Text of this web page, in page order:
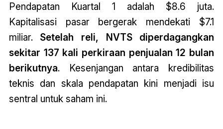
Pendapatan Kuartal 1 adalah $8.6 juta.
Kapitalisasi pasar bergerak mendekati $7.1
miliar. Setelah reli, NVTS diperdagangkan
sekitar 137 kali perkiraan penjualan 12 bulan
berikutnya. Kesenjangan antara kredibilitas
teknis dan skala pendapatan kini menjadi isu
sentral untuk saham ini.